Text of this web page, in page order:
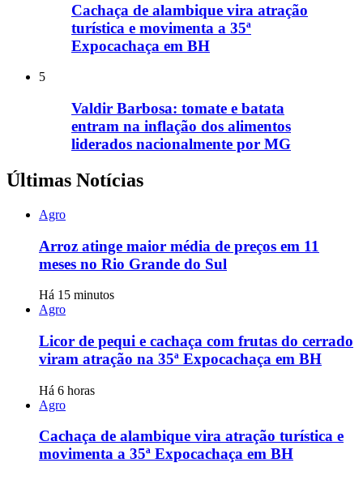
Cachaça de alambique vira atração
turística e movimenta a 35ª
Expocachaça em BH
5
Valdir Barbosa: tomate e batata
entram na inflação dos alimentos
liderados nacionalmente por MG
Últimas Notícias
Agro
Arroz atinge maior média de preços em 11
meses no Rio Grande do Sul
Há 15 minutos
Agro
Licor de pequi e cachaça com frutas do cerrado
viram atração na 35ª Expocachaça em BH
Há 6 horas
Agro
Cachaça de alambique vira atração turística e
movimenta a 35ª Expocachaça em BH